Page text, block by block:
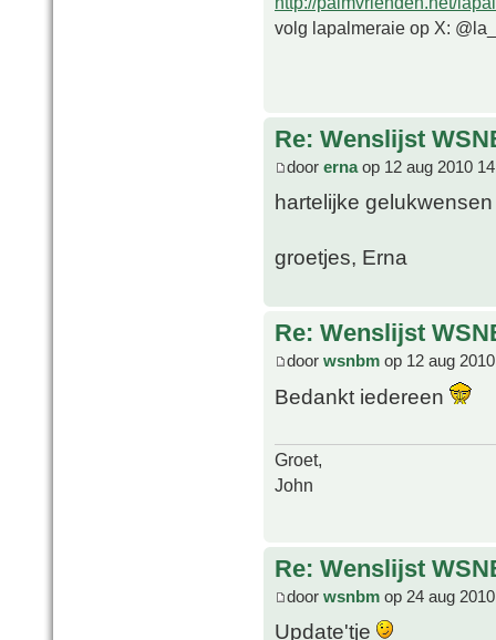
volg lapalmeraie op X:
Re: Wenslijst
door ernaop 12 aug 2010
hartelijke
groetjes, Erna
Re: Wenslijst
door wsnbm op 12 aug
Bedankt iedereen
Groet,
John
Re: Wenslijst
door wsnbm op 24 aug
Update'tje